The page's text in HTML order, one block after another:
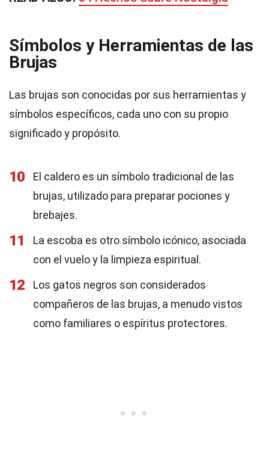
Símbolos y Herramientas de las
Brujas
Las brujas son conocidas por sus herramientas y
símbolos específicos, cada uno con su propio
significado y propósito.
10
El caldero es un símbolo tradicional de las
brujas, utilizado para preparar pociones y
brebajes.
11
La escoba es otro símbolo icónico, asociada
con el vuelo y la limpieza espiritual.
12
Los gatos negros son considerados
compañeros de las brujas, a menudo vistos
como familiares o espíritus protectores.